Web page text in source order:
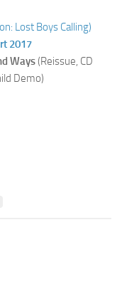
Lost Boys Calling)
2017
Ways(Reissue, CD
Demo)